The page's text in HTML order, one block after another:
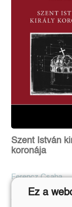
Szent István
koronája
Ferencz Csaba
Eredeti ár:
Ez a